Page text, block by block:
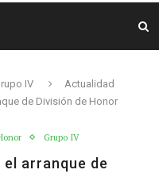
IV
Actualidad
de División de Honor
Grupo IV
el arranque de